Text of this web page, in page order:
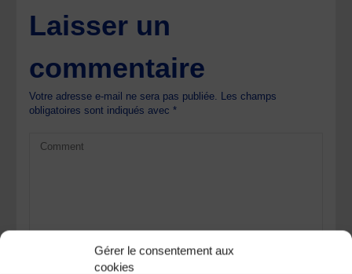
Gérer le consentement aux
cookies
Laisser un
commentaire
Votre adresse e-mail ne sera pas publiée.
Les champs
obligatoires sont indiqués avec*